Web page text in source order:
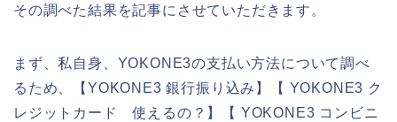
その調べた結果を記事にさせていただきます。
まず、私自身、YOKONE3の支払い方法について調べ
るため、【YOKONE3 銀行振り込み】【 YOKONE3 ク
レジットカード 使えるの？】【 YOKONE3 コンビニ